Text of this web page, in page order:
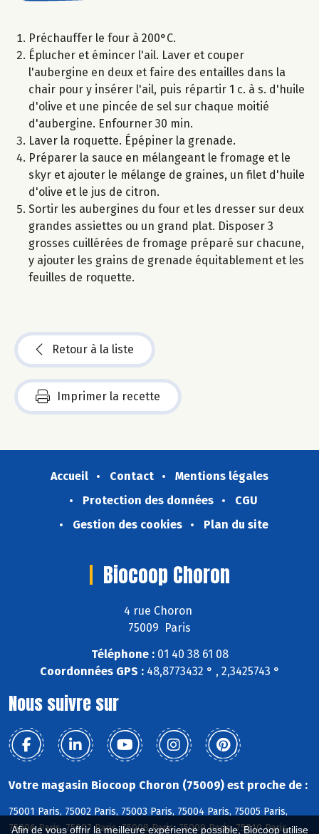
Afin de vous offrir la meilleure expérience possible, Biocoop utilise
Préchauffer le four à 200°C.
Éplucher et émincer l'ail. Laver et couper
l'aubergine en deux et faire des entailles dans la
chair pour y insérer l'ail, puis répartir 1 c. à s. d'huile
d'olive et une pincée de sel sur chaque moitié
d'aubergine. Enfourner 30 min.
Laver la roquette. Épépiner la grenade.
Préparer la sauce en mélangeant le fromage et le
skyr et ajouter le mélange de graines, un filet d'huile
d'olive et le jus de citron.
Sortir les aubergines du four et les dresser sur deux
grandes assiettes ou un grand plat. Disposer 3
grosses cuillérées de fromage préparé sur chacune,
y ajouter les grains de grenade équitablement et les
feuilles de roquette.
Retour à la liste
Imprimer la recette
Accueil Contact
Mentions légales
Protection des données
CGU
Gestion des cookies
Plan du site
Biocoop Choron
4 rue Choron
75009 Paris
Téléphone :01 40 38 61 08
Coordonnées GPS :48,8773432 ° , 2,3425743 °
Nous suivre sur
Votre magasin Biocoop Choron (75009) est proche de :
75001 Paris, 75002 Paris, 75003 Paris, 75004 Paris, 75005 Paris,
75006 Paris, 75007 Paris, 75008 Paris, 75009 Paris, 75010 Paris,